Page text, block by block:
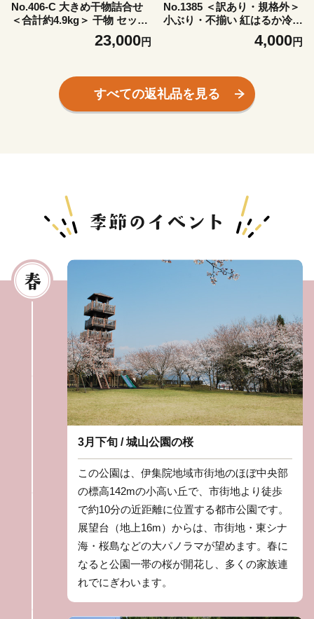
No.406-C 大きめ干物詰合せ
＜合計約4.9kg＞ 干物 セット
詰め合わせ ひもの 魚介類 魚
あじ さば おかず おつまみ お
23,000円
No.1385 ＜訳あり・規格外＞
小ぶり・不揃い 紅はるか冷凍
焼きいも(800g×1袋) 国産 九
州産 鹿児島県産 熟成 さつま
はるか 訳アリ 訳あり 規格外
紅春香 芋 焼き芋 やきいも 野
菜 スイーツ 冷凍【末永商
店】
4,000円
すべての返礼品を見る
3月下旬 / 城山公園の桜
この公園は、伊集院地域市街地のほぼ中央部
の標高142mの小高い丘で、市街地より徒歩
で約10分の近距離に位置する都市公園です。
展望台（地上16m）からは、市街地・東シナ
海・桜島などの大パノラマが望めます。春に
なると公園一帯の桜が開花し、多くの家族連
れでにぎわいます。